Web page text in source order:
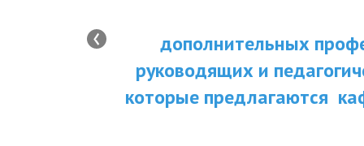
дополнительных
руководящих и
которые предлагаются
‹